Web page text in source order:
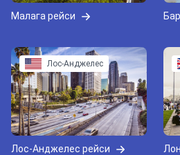
Малага рейси
Лос-Анджелес
Лос-Анджелес рейси